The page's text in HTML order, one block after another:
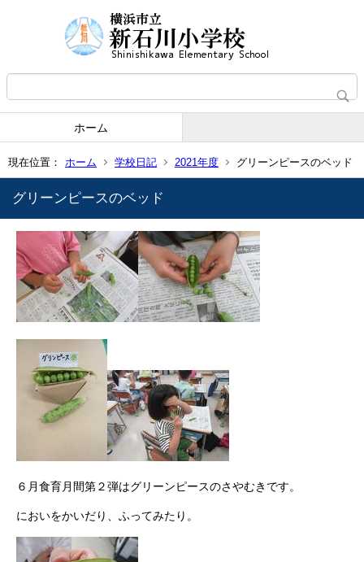
ホーム
現在位置： ホーム 学校日記 2021年度 グリーンピースのベッド
グリーンピースのベッド
６月食育月間第２弾はグリーンピースのさやむきです。
においをかいだり、ふってみたり。